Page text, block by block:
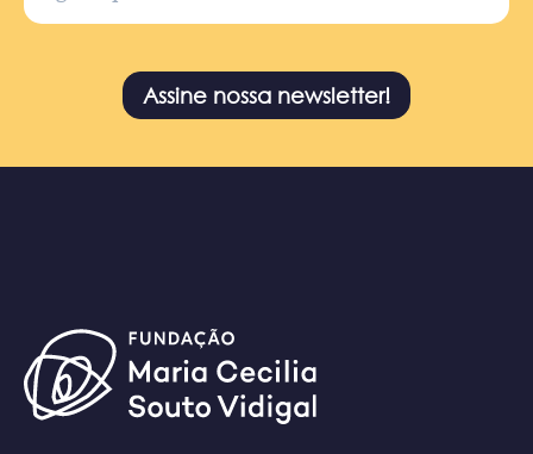
Assine nossa newsletter!